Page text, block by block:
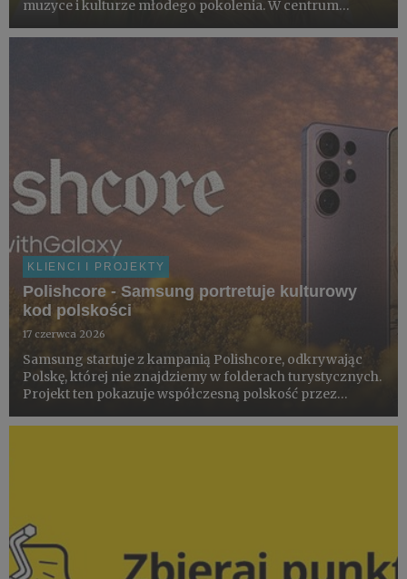
muzyce i kulturze młodego pokolenia. W centrum
współprace z artystami i partnerami z obszaru kultury
KLIENCI I PROJEKTY
Polishcore - Samsung portretuje kulturowy
kod polskości
17 czerwca 2026
Samsung startuje z kampanią Polishcore, odkrywając
Polskę, której nie znajdziemy w folderach turystycznych.
Projekt ten pokazuje współczesną polskość przez
dokumentowanych smartfonem Galaxy S26 Ultra z